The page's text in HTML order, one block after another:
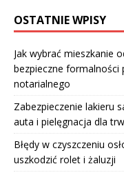
OSTATNIE WPISY
Jak wybrać mieszkanie
bezpieczne formalności
notarialnego
Zabezpieczenie lakieru
auta i pielęgnacja dla
Błędy w czyszczeniu
uszkodzić rolet i żaluzji